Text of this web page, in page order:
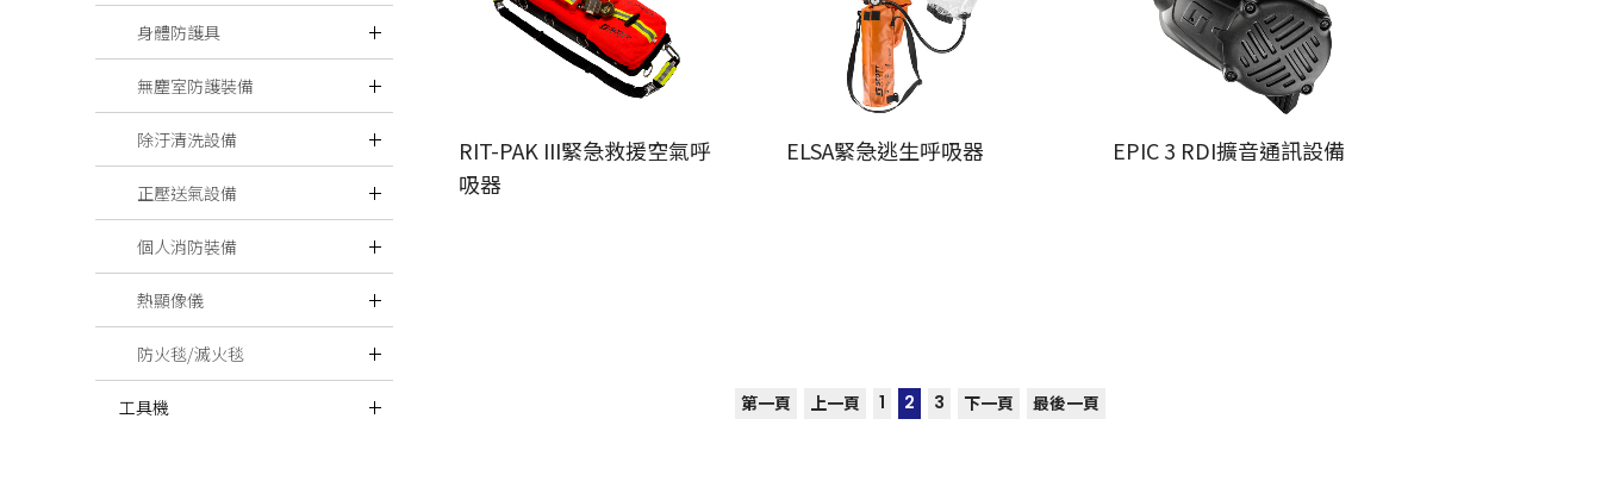
身體防護具
無塵室防護裝備
除汙清洗設備
正壓送氣設備
個人消防裝備
熱顯像儀
防火毯/滅火毯
工具機
RIT-PAK III緊急救援空氣呼
吸器
ELSA緊急逃生呼吸器 EPIC 3 RDI擴音通訊設備
第一頁 上一頁 1 2 3 下一頁 最後一頁